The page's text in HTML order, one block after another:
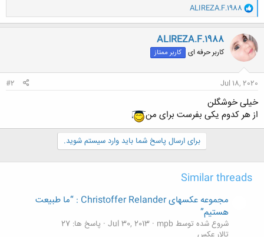
و
ا
ک
ن
ش
ه
ا
ALIREZA.F.1988
ALIREZA.F.1988
کاربر حرفه ای کاربر ممتاز
Jul 18, 2020
#2
خیلی خوشگلن
از هر کدوم یکی بفرست برای من
برای ارسال پاسخ شما باید وارد سیستم شوید.
Similar threads
مجموعه عکسهای Christoffer Relander : “ما طبیعت
هستیم”
شروع شده توسط mpb Jul 30, 2013 پاسخ ها: 27